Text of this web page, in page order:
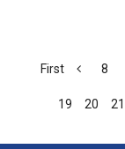
First 8
19 20 21